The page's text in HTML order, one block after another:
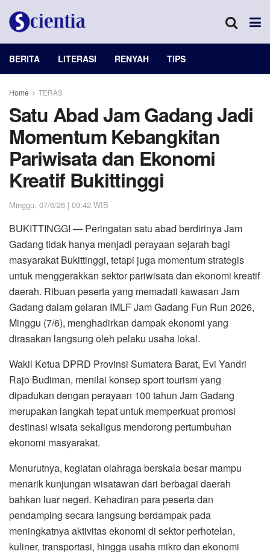
BERITA LITERASI RENYAH TIPS
Home TERAS
Satu Abad Jam Gadang Jadi
Momentum Kebangkitan
Pariwisata dan Ekonomi
Kreatif Bukittinggi
Minggu, 07/6/26 | 09:42 WIB
BUKITTINGGI — Peringatan satu abad berdirinya Jam
Gadang tidak hanya menjadi perayaan sejarah bagi
masyarakat Bukittinggi, tetapi juga momentum strategis
untuk menggerakkan sektor pariwisata dan ekonomi kreatif
daerah. Ribuan peserta yang memadati kawasan Jam
Gadang dalam gelaran IMLF Jam Gadang Fun Run 2026,
Minggu (7/6), menghadirkan dampak ekonomi yang
dirasakan langsung oleh pelaku usaha lokal.
Wakil Ketua DPRD Provinsi Sumatera Barat, Evi Yandri
Rajo Budiman, menilai konsep sport tourism yang
dipadukan dengan perayaan 100 tahun Jam Gadang
merupakan langkah tepat untuk memperkuat promosi
destinasi wisata sekaligus mendorong pertumbuhan
ekonomi masyarakat.
Menurutnya, kegiatan olahraga berskala besar mampu
menarik kunjungan wisatawan dari berbagai daerah
bahkan luar negeri. Kehadiran para peserta dan
pendamping secara langsung berdampak pada
meningkatnya aktivitas ekonomi di sektor perhotelan,
kuliner, transportasi, hingga usaha mikro dan ekonomi